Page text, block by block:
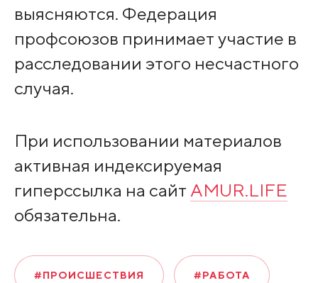
выясняются. Федерация
профсоюзов принимает участие в
расследовании этого несчастного
случая.
При использовании материалов
активная индексируемая
гиперссылка на сайт AMUR.LIFE
обязательна.
#ПРОИСШЕСТВИЯ #РАБОТА